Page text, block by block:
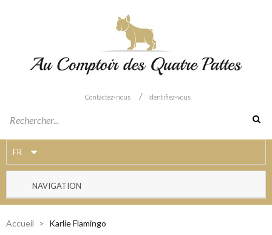
Contactez-nous / Identifiez-vous
FR
NAVIGATION
Accueil > Karlie Flamingo